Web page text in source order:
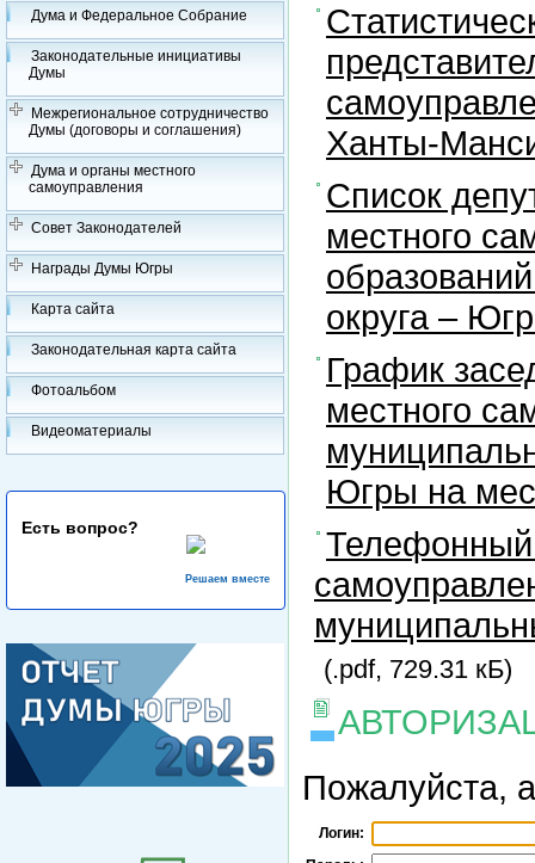
Дума и Федеральное Собрание
Законодательные инициативы
Думы
Межрегиональное сотрудничество
Думы (договоры и соглашения)
Дума и органы местного
самоуправления
Совет Законодателей
Награды Думы Югры
Карта сайта
Законодательная карта сайта
Фотоальбом
Видеоматериалы
Есть вопрос?
Решаем вместе
Ханты-
Список
местного
округа –
График
местного
Югры на
Телефонный
(.pdf, 729.31 кБ)
Пожалуйста,
Логин: